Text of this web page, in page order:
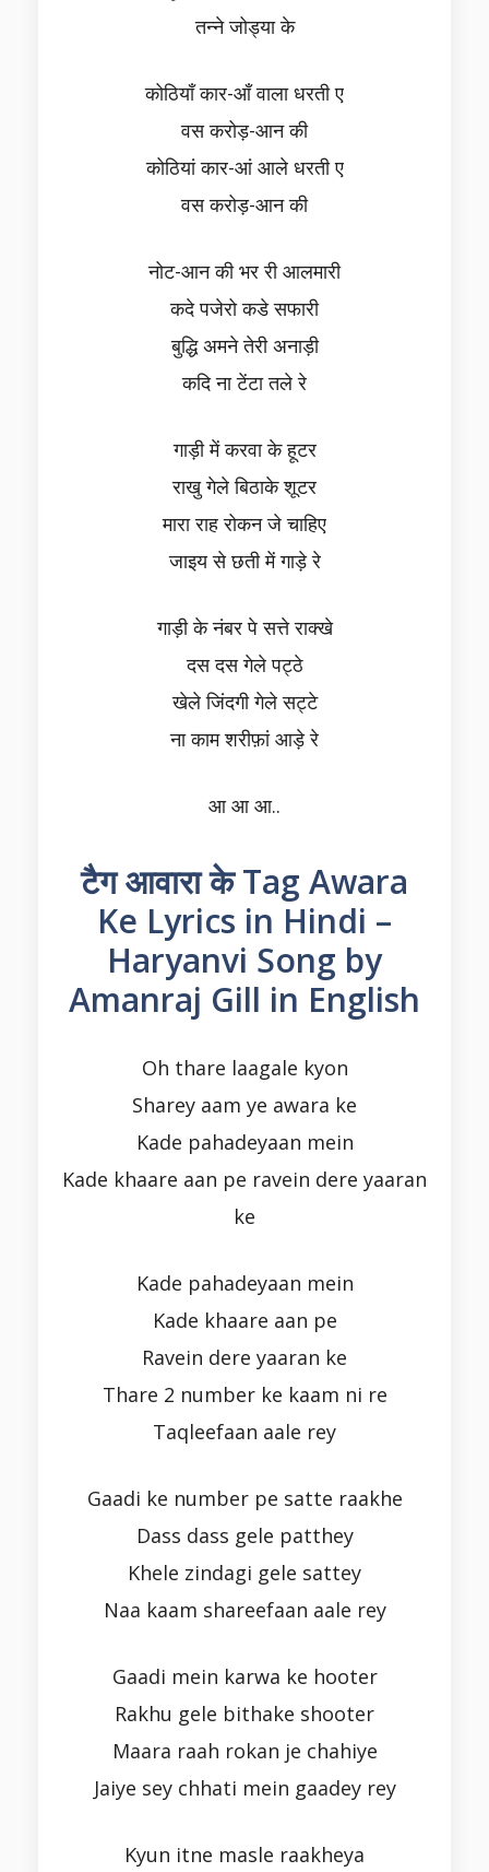
तन्ने जोड्या के
कोठियाँ कार-आँ वाला धरती ए
वस करोड़-आन की
कोठियां कार-आं आले धरती ए
वस करोड़-आन की
नोट-आन की भर री आलमारी
कदे पजेरो कडे सफारी
बुद्धि अमने तेरी अनाड़ी
कदि ना टेंटा तले रे
गाड़ी में करवा के हूटर
राखु गेले बिठाके शूटर
मारा राह रोकन जे चाहिए
जाइय से छती में गाड़े रे
गाड़ी के नंबर पे सत्ते राक्खे
दस दस गेले पट्ठे
खेले जिंदगी गेले सट्टे
ना काम शरीफ़ां आड़े रे
आ आ आ..
टैग आवारा के Tag Awara
Ke Lyrics in Hindi –
Haryanvi Song by
Amanraj Gill in English
Oh thare laagale kyon
Sharey aam ye awara ke
Kade pahadeyaan mein
Kade khaare aan pe ravein dere yaaran
ke
Kade pahadeyaan mein
Kade khaare aan pe
Ravein dere yaaran ke
Thare 2 number ke kaam ni re
Taqleefaan aale rey
Gaadi ke number pe satte raakhe
Dass dass gele patthey
Khele zindagi gele sattey
Naa kaam shareefaan aale rey
Gaadi mein karwa ke hooter
Rakhu gele bithake shooter
Maara raah rokan je chahiye
Jaiye sey chhati mein gaadey rey
Kyun itne masle raakheya